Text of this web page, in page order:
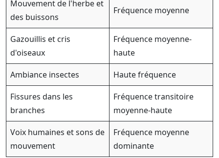
Mouvement de l'herbe et
des buissons
Fréquence moyenne
Gazouillis et cris
d'oiseaux
Fréquence moyenne-
haute
Ambiance insectes Haute fréquence
Fissures dans les
branches
Fréquence transitoire
moyenne-haute
Voix humaines et sons de
mouvement
Fréquence moyenne
dominante